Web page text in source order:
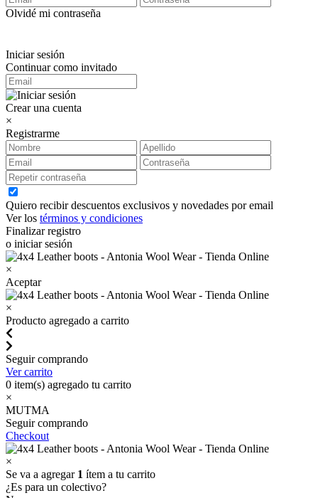
Olvidé mi contraseña
Iniciar sesión
Continuar como invitado
Crear una cuenta
×
Registrarme
Quiero recibir descuentos exclusivos y novedades por email
Ver los términos y condiciones
Finalizar registro
o iniciar sesión
×
Aceptar
×
Producto agregado a carrito
Seguir comprando
Ver carrito
0 item(s) agregado tu carrito
×
MUTMA
Seguir comprando
Checkout
×
Se va a agregar 1 ítem a tu carrito
¿Es para un colectivo?